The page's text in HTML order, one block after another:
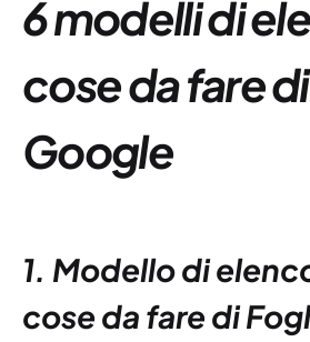
6 modelli di
cose da fare
Google
1. Modello di
cose da fare di